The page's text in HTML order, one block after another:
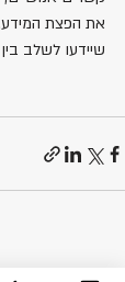
את הפצת המידע.
שיידעו לשלב